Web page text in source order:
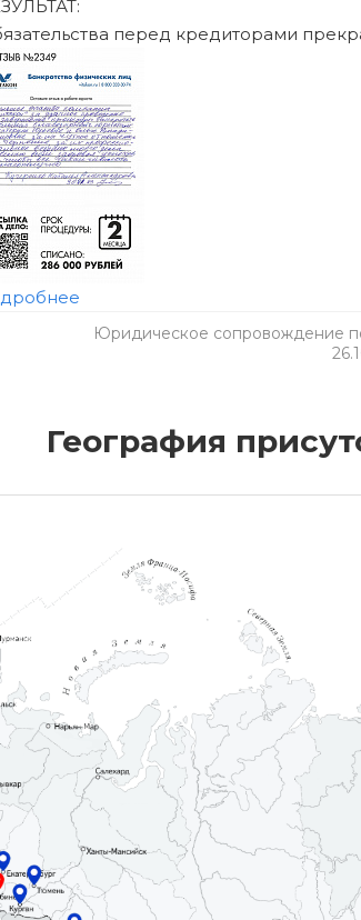
Юридическое сопровождение
География